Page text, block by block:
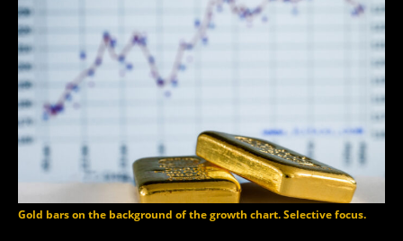
Gold bars on the background of the growth chart. Selective focus.